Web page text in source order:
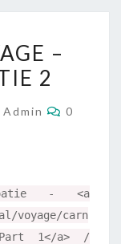
–
2
Admin
0
- <a
voyage/carn
1</a> /